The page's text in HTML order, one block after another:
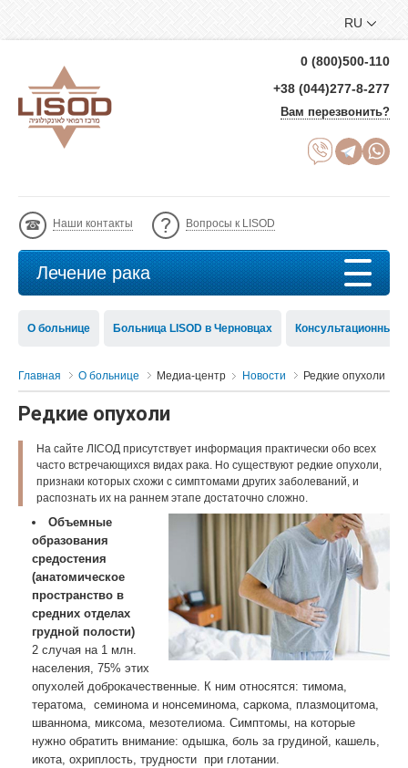
RU
0 (800)500-110
+38 (044)277-8-277
Вам перезвонить?
Наши контакты Вопросы к LISOD
Лечение рака
О больнице Больница LISOD в Черновцах Консультационный
Главная О больнице Медиа-центр Новости Редкие опухоли
Редкие опухоли
На сайте ЛIСОД присутствует информация практически обо всех
часто встречающихся видах рака. Но существуют редкие опухоли,
признаки которых схожи с симптомами других заболеваний, и
распознать их на раннем этапе достаточно сложно.
Объемные
образования
средостения
(анатомическое
пространство в
средних отделах
грудной полости)
2 случая на 1 млн.
населения, 75% этих
опухолей доброкачественные. К ним относятся: тимома,
тератома, семинома и нонсеминома, саркома, плазмоцитома,
шваннома, миксома, мезотелиома. Симптомы, на которые
нужно обратить внимание: одышка, боль за грудиной, кашель,
икота, охриплость, трудности при глотании.